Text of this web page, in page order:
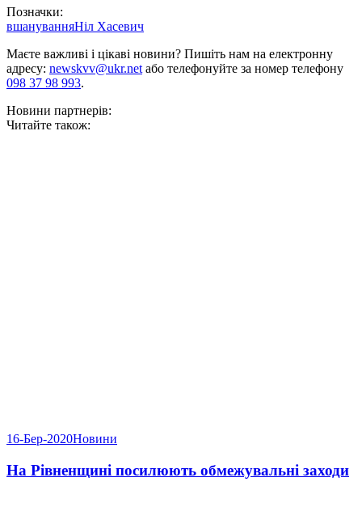
Позначки:
вшануванняНіл Хасевич
Маєте важливі і цікаві новини? Пишіть нам на електронну
адресу: newskvv@ukr.netабо телефонуйте за номер телефону
098 37 98 993.
Новини партнерів:
Читайте також:
16-Бер-2020Новини
На Рівненщині посилюють обмежувальні заходи